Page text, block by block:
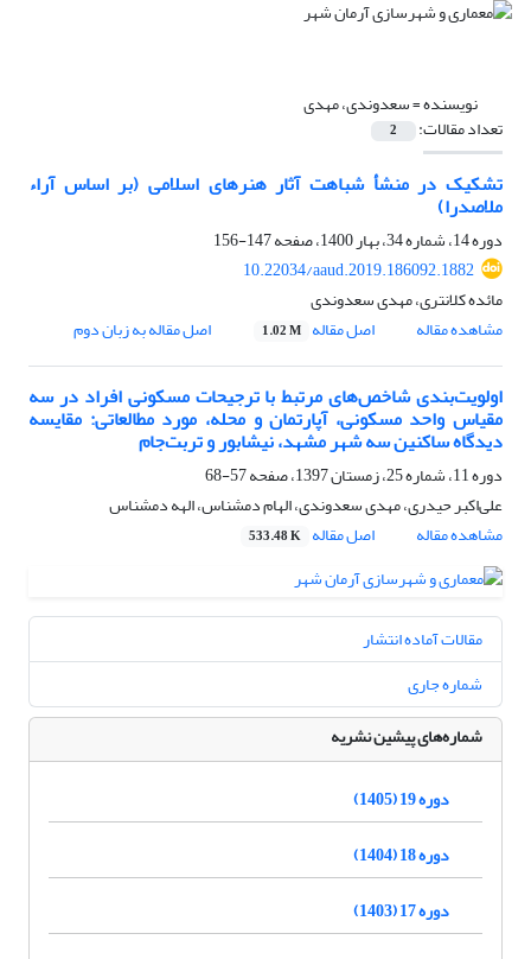
نویسنده =سعدوندی، مهدی
تعداد مقالات: 2
تشکیک در منشأ شباهت آثار هنرهای اسلامی (بر اساس آراء
ملاصدرا)
دوره 14، شماره 34، بهار 1400، صفحه
147-156
10.22034/aaud.2019.186092.1882
مائده کلانتری، مهدی سعدوندی
مشاهده مقاله
اصل مقاله 1.02 M اصل مقاله به زبان دوم
اولویت‌بندی شاخص‌های مرتبط با ترجیحات مسکونی افراد در سه
مقیاس واحد مسکونی، آپارتمان و محله، مورد مطالعاتی: مقایسه
دیدگاه ساکنین سه شهر مشهد، نیشابور و تربت‌جام
دوره 11، شماره 25، زمستان 1397، صفحه
57-68
علی‌اکبر حیدری، مهدی سعدوندی، الهام دمشناس، الهه دمشناس
مشاهده مقاله
اصل مقاله 533.48 K
مقالات آماده انتشار
شماره جاری
شماره‌های پیشین نشریه
دوره 19 (1405)
دوره 18 (1404)
دوره 17 (1403)